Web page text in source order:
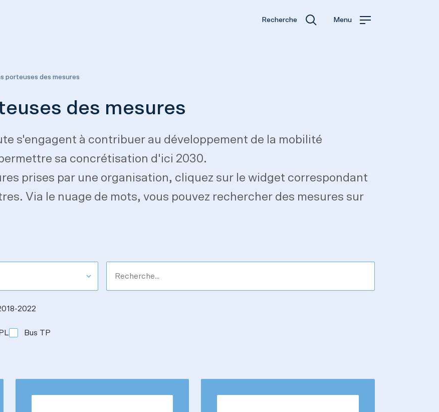
Recherche Menu
porteuses des mesures
des mesures
s'engagent à contribuer au développement de la mobilité
sa concrétisation d'ici 2030.
prises par une organisation, cliquez sur le widget correspondant
Via le nuage de mots, vous pouvez rechercher des mesures sur
2022
PL Bus TP